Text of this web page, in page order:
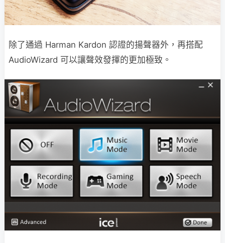
除了通過 Harman Kardon 認證的揚聲器外，再搭配
AudioWizard 可以讓聲效發揮的更加極致。